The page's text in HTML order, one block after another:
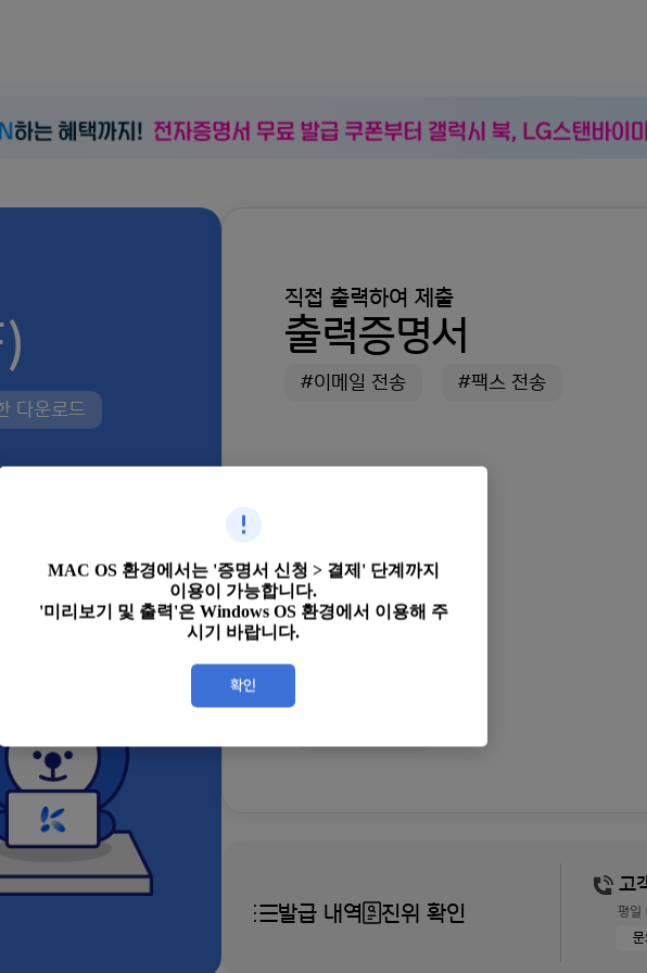
다운로드
직접 출력하여 제출
출력증명서
#이메일 전송 #팩스 전송
발급 내역 진위 확인
고
평일
문
MAC OS 환경에서는 '증명서 신청 > 결제' 단계까지
이용이 가능합니다.
'미리보기 및 출력'은 Windows OS 환경에서 이용해 주
시기 바랍니다.